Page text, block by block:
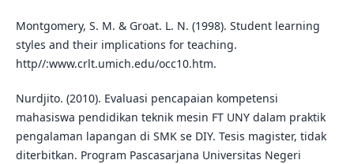
Montgomery, S. M. & Groat. L. N. (1998). Student learning
styles and their implications for teaching.
http//:www.crlt.umich.edu/occ10.htm.
Nurdjito. (2010). Evaluasi pencapaian kompetensi
mahasiswa pendidikan teknik mesin FT UNY dalam praktik
pengalaman lapangan di SMK se DIY. Tesis magister, tidak
diterbitkan. Program Pascasarjana Universitas Negeri